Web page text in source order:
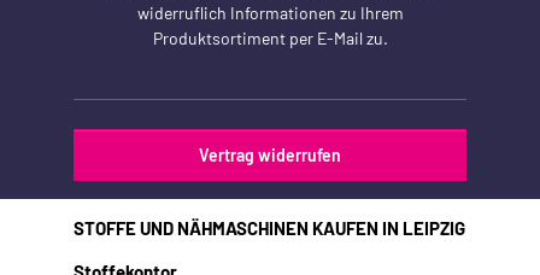
widerruflich Informationen zu Ihrem
Produktsortiment per E-Mail zu.
Vertrag widerrufen
STOFFE UND NÄHMASCHINEN KAUFEN IN LEIPZIG